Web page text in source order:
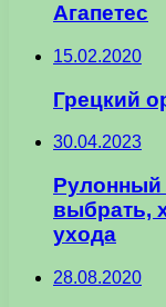
Агапетес
15.02.2020
Грецкий
30.04.2023
Рулонный
выбрать,
ухода
28.08.2020